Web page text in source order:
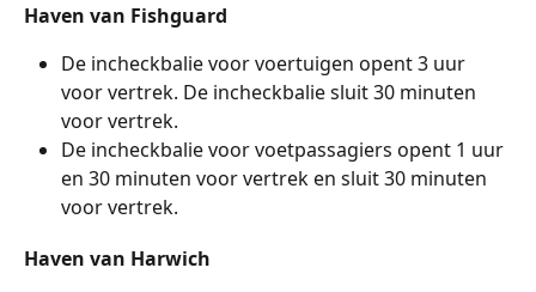
Haven van Fishguard
De incheckbalie voor voertuigen opent 3 uur
voor vertrek. De incheckbalie sluit 30 minuten
voor vertrek.
De incheckbalie voor voetpassagiers opent 1 uur
en 30 minuten voor vertrek en sluit 30 minuten
voor vertrek.
Haven van Harwich